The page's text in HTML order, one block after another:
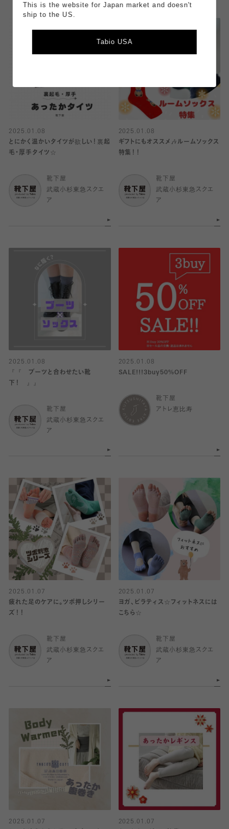
2025.01.08
とにかく温かいタイツが欲しい！裏起
毛・厚手タイツ☆
靴下屋
武蔵小杉東急スクエ
ア
2025.01.08
ギフトにもオススメ🎶ルームソックス
特集！！
靴下屋
武蔵小杉東急スクエ
ア
2025.01.08
『『 ブーツと合わせたい靴
下！ 』』
靴下屋
武蔵小杉東急スクエ
ア
2025.01.08
SALE!!!3buy50%OFF
靴下屋
アトレ恵比寿
2025.01.07
疲れた足のケアに。ツボ押しシリー
ズ！！
靴下屋
武蔵小杉東急スクエ
ア
2025.01.07
ヨガ、ピラティス☆フィットネスには
こちら☆
靴下屋
武蔵小杉東急スクエ
ア
2025.01.07
2025.01.07
This is the website for Japan market and doesn't
ship to the US.
Tabio USA